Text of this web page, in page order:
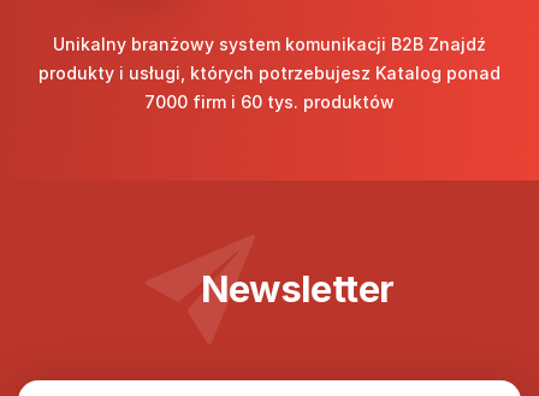
Unikalny branżowy system komunikacji B2B Znajdź
produkty i usługi, których potrzebujesz Katalog ponad
7000 firm i 60 tys. produktów
Newsletter